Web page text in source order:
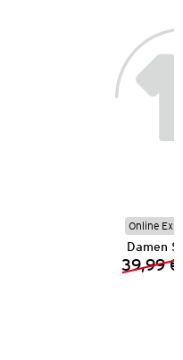
Online
Damen
39,99 €